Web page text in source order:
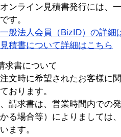
ンライン見積書発行には、
す。
一般法人会員（BizID）の詳細
見積書について詳細はこちら
求書について
文時に希望されたお客様に
おります。
請求書は、営業時間内での
る場合等）によりましては
ます。